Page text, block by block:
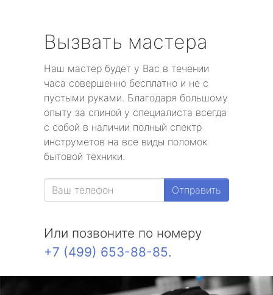
Вызвать мастера
Наш мастер будет у Вас в течении
часа совершенно бесплатно и не с
пустыми руками. Благодаря большому
опыту за спиной у специалиста всегда
с собой в наличии полный спектр
инструметов на все виды поломок
бытовой техники.
Отправить
Или позвоните по номеру
+7 (499) 653-88-85.